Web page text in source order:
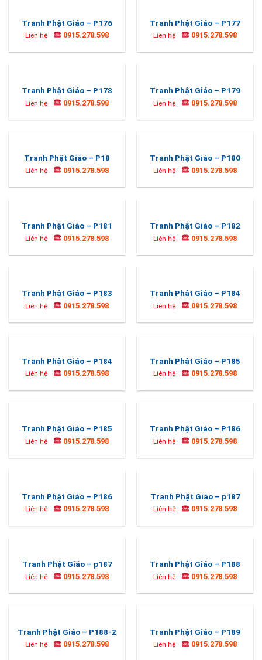
Tranh Phật Giáo – P176
Liên hệ 0915.278.598
Tranh Phật Giáo – P177
Liên hệ 0915.278.598
Tranh Phật Giáo – P178
Liên hệ 0915.278.598
Tranh Phật Giáo – P179
Liên hệ 0915.278.598
Tranh Phật Giáo – P18
Liên hệ 0915.278.598
Tranh Phật Giáo – P180
Liên hệ 0915.278.598
Tranh Phật Giáo – P181
Liên hệ 0915.278.598
Tranh Phật Giáo – P182
Liên hệ 0915.278.598
Tranh Phật Giáo – P183
Liên hệ 0915.278.598
Tranh Phật Giáo – P184
Liên hệ 0915.278.598
Tranh Phật Giáo – P184
Liên hệ 0915.278.598
Tranh Phật Giáo – P185
Liên hệ 0915.278.598
Tranh Phật Giáo – P185
Liên hệ 0915.278.598
Tranh Phật Giáo – P186
Liên hệ 0915.278.598
Tranh Phật Giáo – P186
Liên hệ 0915.278.598
Tranh Phật Giáo – p187
Liên hệ 0915.278.598
Tranh Phật Giáo – p187
Liên hệ 0915.278.598
Tranh Phật Giáo – P188
Liên hệ 0915.278.598
Tranh Phật Giáo – P188-2
Liên hệ 0915.278.598
Tranh Phật Giáo – P189
Liên hệ 0915.278.598